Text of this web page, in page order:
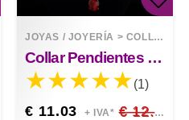
JOYAS / JOYERÍA > COLLARES
Collar Pendientes Temperamento Set
(1)
€ 11.03 + IVA* € 12.98